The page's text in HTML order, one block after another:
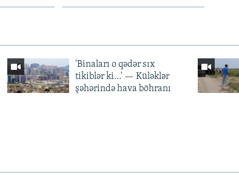
'Binaları o qədər sıx
tikiblər ki...' — Küləklər
şəhərində hava böhranı